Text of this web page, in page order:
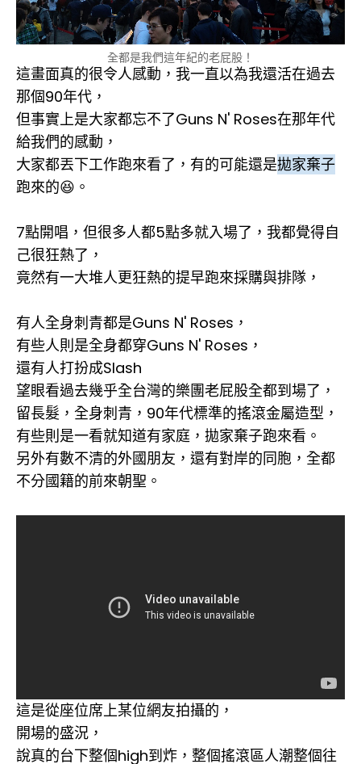
全都是我們這年紀的老屁股！
這畫面真的很令人感動，我一直以為我還活在過去
那個90年代，
但事實上是大家都忘不了Guns N' Roses在那年代
給我們的感動，
大家都丟下工作跑來看了，有的可能還是拋家棄子
跑來的😆。
7點開唱，但很多人都5點多就入場了，我都覺得自
己很狂熱了，
竟然有一大堆人更狂熱的提早跑來採購與排隊，
有人全身刺青都是Guns N' Roses，
有些人則是全身都穿Guns N' Roses，
還有人打扮成Slash
望眼看過去幾乎全台灣的樂團老屁股全都到場了，
留長髮，全身刺青，90年代標準的搖滾金屬造型，
有些則是一看就知道有家庭，拋家棄子跑來看。
另外有數不清的外國朋友，還有對岸的同胞，全都
不分國籍的前來朝聖。
這是從座位席上某位網友拍攝的，
開場的盛況，
說真的台下整個high到炸，整個搖滾區人潮整個往